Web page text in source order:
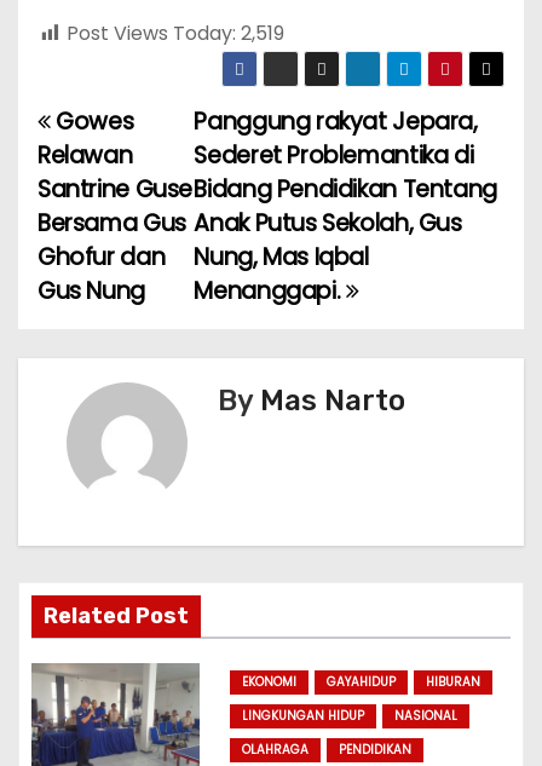
Post Views Today: 2,519
P
o
s
t
g
a
t
i
o
Panggung rakyat Jepara,
Sederet Problemantika di
Bidang Pendidikan Tentang
Anak Putus Sekolah, Gus
Nung, Mas Iqbal
Menanggapi.
Gowes
Relawan
Santrine Guse
Bersama Gus
Ghofur dan
Gus Nung
By Mas Narto
Related Post
EKONOMI GAYAHIDUP
HIBURAN
LINGKUNGAN HIDUP
NASIONAL
OLAHRAGA
PENDIDIKAN